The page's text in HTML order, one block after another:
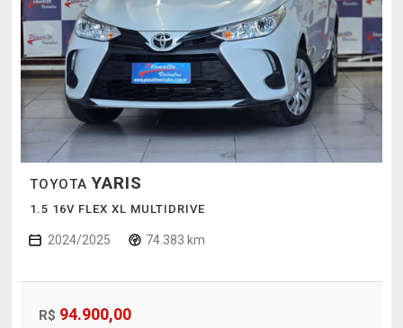
TOYOTA YARIS
1.5 16V FLEX XL MULTIDRIVE
2024/2025 74.383 km
R$ 94.900,00